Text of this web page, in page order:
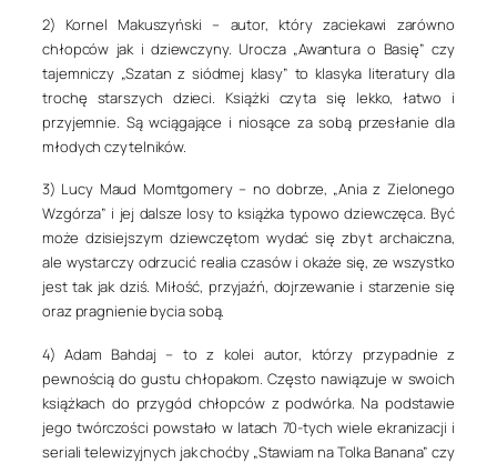
2) Kornel Makuszyński – autor, który zaciekawi zarówno
chłopców jak i dziewczyny. Urocza „Awantura o Basię” czy
tajemniczy „Szatan z siódmej klasy” to klasyka literatury dla
trochę starszych dzieci. Książki czyta się lekko, łatwo i
przyjemnie. Są wciągające i niosące za sobą przesłanie dla
młodych czytelników.
3) Lucy Maud Momtgomery– no dobrze, „Ania z Zielonego
Wzgórza” i jej dalsze losy to książka typowo dziewczęca. Być
może dzisiejszym dziewczętom wydać się zbyt archaiczna,
ale wystarczy odrzucić realia czasów i okaże się, ze wszystko
jest tak jak dziś. Miłość, przyjaźń, dojrzewanie i starzenie się
oraz pragnienie bycia sobą.
4) Adam Bahdaj – to z kolei autor, którzy przypadnie z
pewnością do gustu chłopakom. Często nawiązuje w swoich
książkach do przygód chłopców z podwórka. Na podstawie
jego twórczości powstało w latach 70-tych wiele ekranizacji i
seriali telewizyjnych jak choćby „Stawiam na Tolka Banana” czy